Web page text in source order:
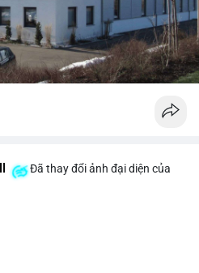
Đã thay đổi ảnh đại diện của